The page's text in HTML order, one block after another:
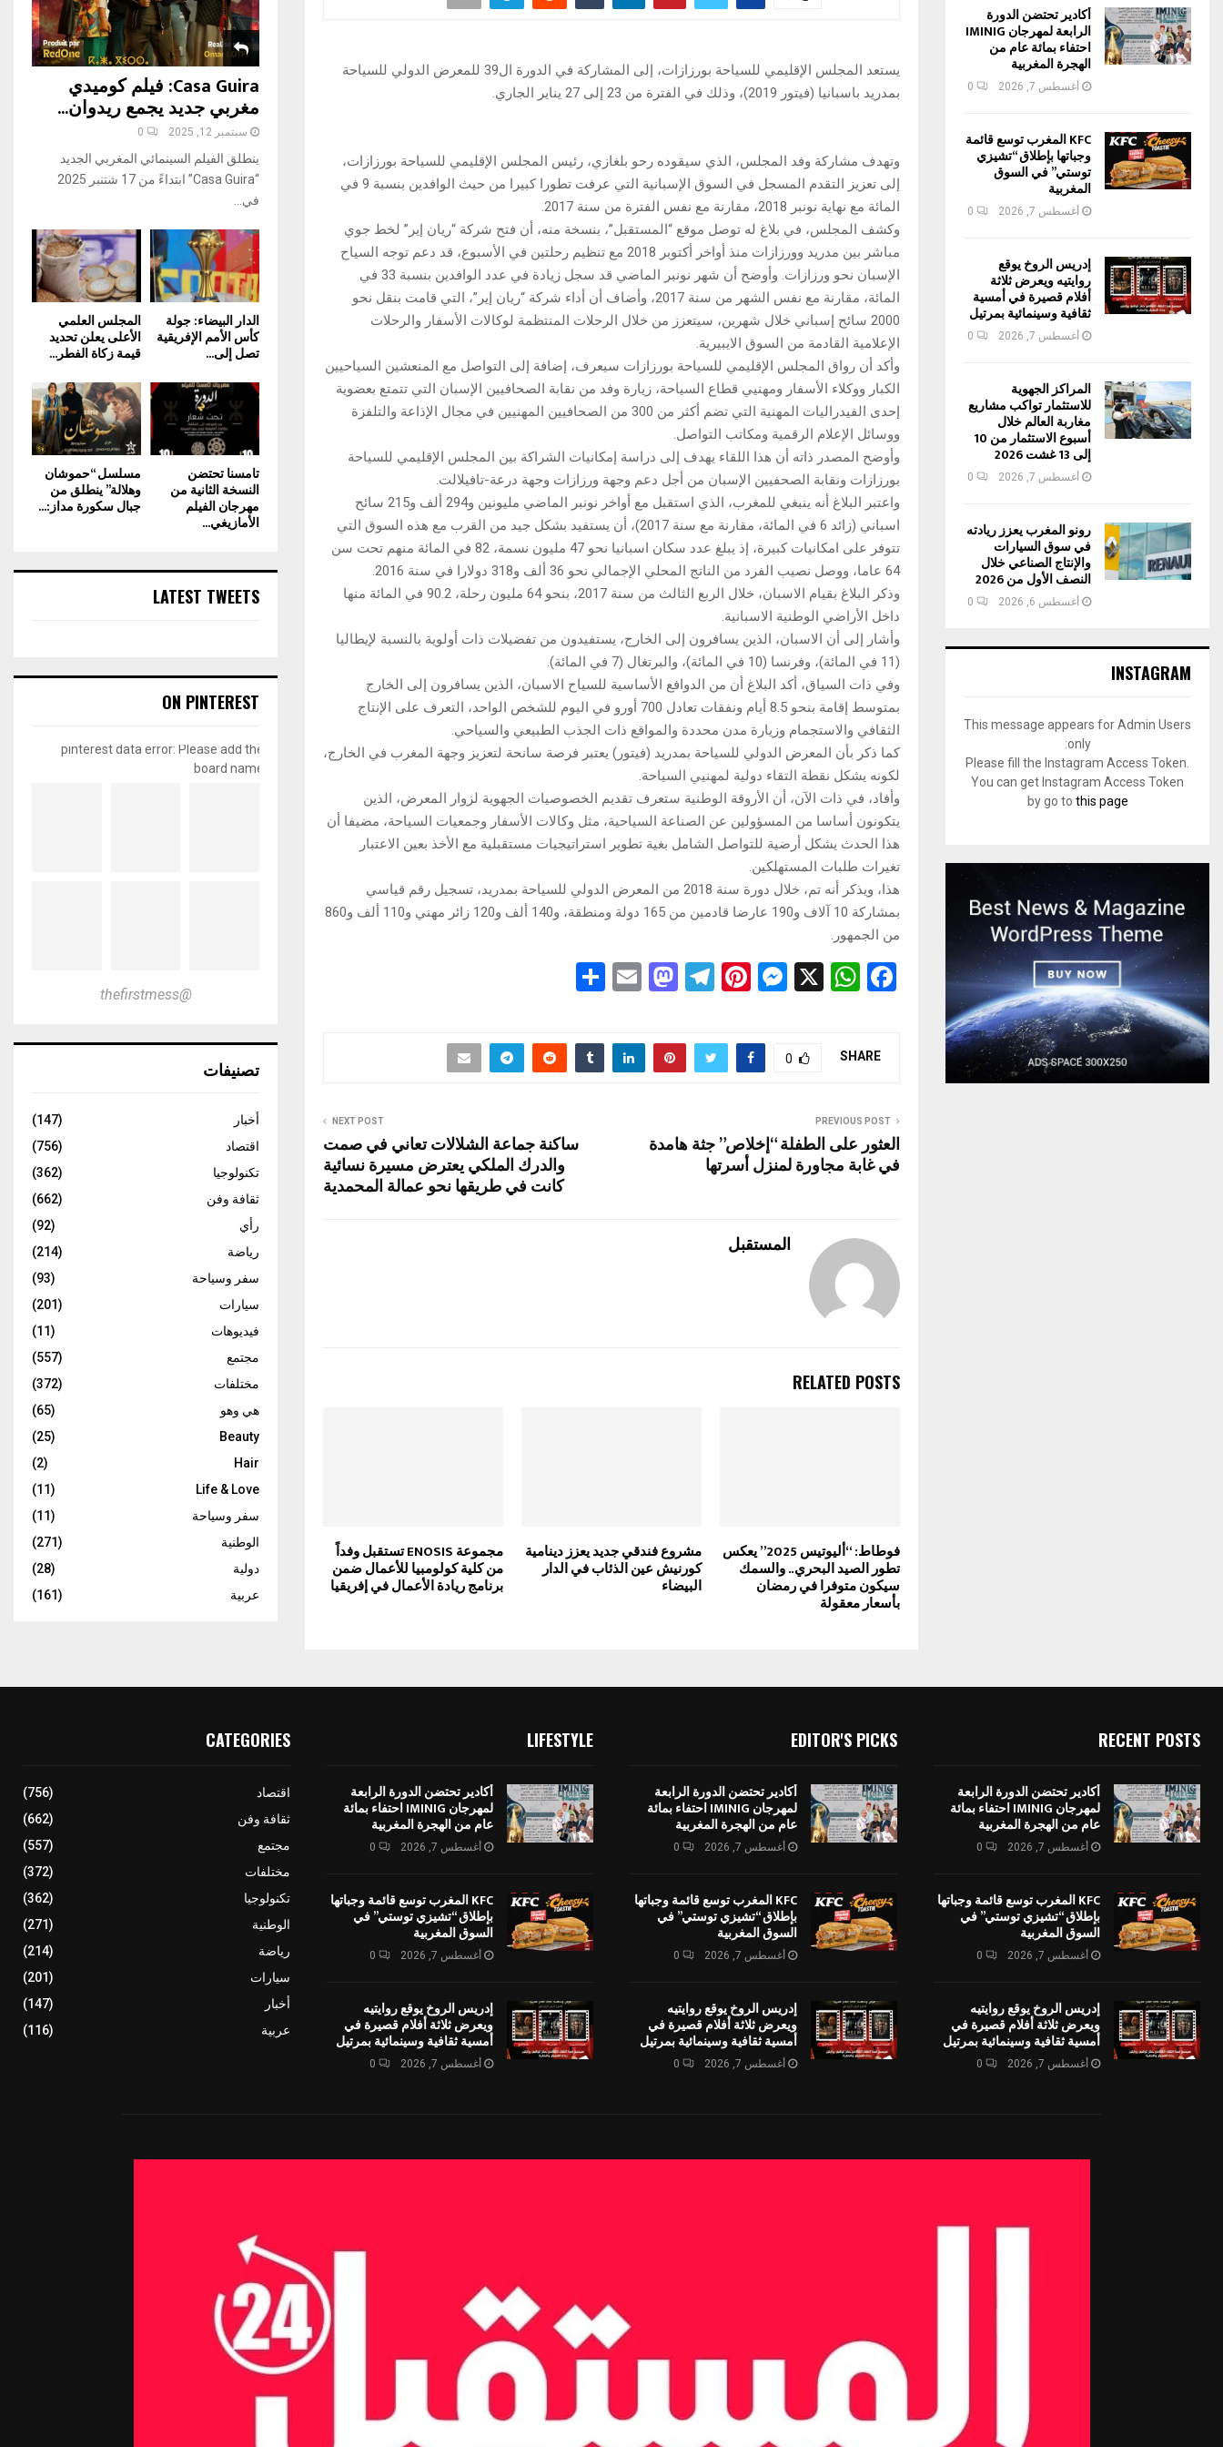
يستعد المجلس الإقليمي للسياحة بورزازات، إلى المشاركة في الدورة ال39 للمعرض الدولي للسياحة
بمدريد باسبانيا (فيتور 2019)، وذلك في الفترة من 23 إلى 27 يناير الجاري.
وتهدف مشاركة وفد المجلس، الذي سيقوده رحو بلغازي، رئيس المجلس الإقليمي للسياحة بورزازات،
إلى تعزيز التقدم المسجل في السوق الإسبانية التي عرفت تطورا كبيرا من حيث الوافدين بنسبة 9 في
المائة مع نهاية نونبر 2018، مقارنة مع نفس الفترة من سنة 2017.
وكشف المجلس، في بلاغ له توصل موقع “المستقبل”، بنسخة منه، أن فتح شركة “ريان إير” لخط جوي
مباشر بين مدريد وورزازات منذ أواخر أكتوبر 2018 مع تنظيم رحلتين في الأسبوع، قد دعم توجه السياح
الإسبان نحو ورزازات. وأوضح أن شهر نونبر الماضي قد سجل زيادة في عدد الوافدين بنسبة 33 في
المائة، مقارنة مع نفس الشهر من سنة 2017، وأضاف أن أداء شركة “ريان إير”، التي قامت بنقل نحو
2000 سائح إسباني خلال شهرين، سيتعزز من خلال الرحلات المنتظمة لوكالات الأسفار والرحلات
الإعلامية القادمة من السوق الايبيرية.
وأكد أن رواق المجلس الإقليمي للسياحة بورزازات سيعرف، إضافة إلى التواصل مع المنعشين السياحيين
الكبار ووكلاء الأسفار ومهنيي قطاع السياحة، زيارة وفد من نقابة الصحافيين الإسبان التي تتمتع بعضوية
إحدى الفيدراليات المهنية التي تضم أكثر من 300 من الصحافيين المهنيين في مجال الإذاعة والتلفزة
ووسائل الإعلام الرقمية ومكاتب التواصل.
وأوضح المصدر ذاته أن هذا اللقاء يهدف إلى دراسة إمكانيات الشراكة بين المجلس الإقليمي للسياحة
بورزازات ونقابة الصحفيين الإسبان من أجل دعم وجهة ورزازات وجهة درعة-تافيلالت.
واعتبر البلاغ أنه ينبغي للمغرب، الذي استقبل مع أواخر نونبر الماضي مليونين و294 ألف و215 سائح
اسباني (زائد 6 في المائة، مقارنة مع سنة 2017)، أن يستفيد بشكل جيد من القرب مع هذه السوق التي
تتوفر على امكانيات كبيرة، إذ يبلغ عدد سكان اسبانيا نحو 47 مليون نسمة، 82 في المائة منهم تحت سن
64 عاما، ووصل نصيب الفرد من الناتج المحلي الإجمالي نحو 36 ألف و318 دولارا في سنة 2016.
وذكر البلاغ بقيام الاسبان، خلال الربع الثالث من سنة 2017، بنحو 64 مليون رحلة، 90.2 في المائة منها
داخل الأراضي الوطنية الاسبانية.
وأشار إلى أن الاسبان، الذين يسافرون إلى الخارج، يستفيدون من تفضيلات ذات أولوية بالنسبة لإيطاليا
(11 في المائة)، وفرنسا (10 في المائة)، والبرتغال (7 في المائة).
وفي ذات السياق، أكد البلاغ أن من الدوافع الأساسية للسياح الاسبان، الذين يسافرون إلى الخارج
بمتوسط ​​إقامة بنحو 8.5 أيام ونفقات تعادل 700 أورو في اليوم للشخص الواحد، التعرف على الإنتاج
الثقافي والاستجمام وزيارة مدن محددة والمواقع ذات الجذب الطبيعي والسياحي.
كما ذكر بأن المعرض الدولي للسياحة بمدريد (فيتور) يعتبر فرصة سانحة لتعزيز وجهة المغرب في الخارج،
لكونه يشكل نقطة التقاء دولية لمهنيي السياحة.
وأفاد، في ذات الآن، أن الأروقة الوطنية ستعرف تقديم الخصوصيات الجهوية لزوار المعرض، الذين
يتكونون أساسا من المسؤولين عن الصناعة السياحية، مثل وكالات الأسفار وجمعيات السياحة، مضيفا أن
هذا الحدث يشكل أرضية للتواصل الشامل بغية تطوير استراتيجيات مستقبلية مع الأخذ بعين الاعتبار
تغيرات طلبات المستهلكين.
هذا، ويذكر أنه تم، خلال دورة سنة 2018 من المعرض الدولي للسياحة بمدريد، تسجيل رقم قياسي
بمشاركة 10 آلاف و190 عارضا قادمين من 165 دولة ومنطقة، و140 ألف و120 زائر مهني و110 ألف و860
من الجمهور.
F
b
o
k
W
p
p
X
M
se
n
Pi
er
es
T
e
gr
M
st
o
E
ail
ar
e
SHARE
0
PREVIOUS POST
العثور على الطفلة “إخلاص” جثة هامدة
في غابة مجاورة لمنزل أسرتها
NEXT POST
ساكنة جماعة الشلالات تعاني في صمت
والدرك الملكي يعترض مسيرة نسائية
كانت في طريقها نحو عمالة المحمدية
المستقبل
RELATED POSTS
فوطاط: “أليوتيس 2025” يعكس
تطور الصيد البحري.. والسمك
سيكون متوفرا في رمضان
بأسعار معقولة
مشروع فندقي جديد يعزز دينامية
كورنيش عين الذئاب في الدار
البيضاء
مجموعة ENOSIS تستقبل وفداً
من كلية كولومبيا للأعمال ضمن
برنامج ريادة الأعمال في إفريقيا
أكادير تحتضن الدورة
الرابعة لمهرجان IMINIG
احتفاء بمائة عام من
الهجرة المغربية
أغسطس 7, 2026 0
KFC المغرب توسع قائمة
وجباتها بإطلاق “تشيزي
توستي” في السوق
المغربية
أغسطس 7, 2026 0
إدريس الروخ يوقع
روايتيه ويعرض ثلاثة
أفلام قصيرة في أمسية
ثقافية وسينمائية بمرتيل
أغسطس 7, 2026 0
المراكز الجهوية
للاستثمار تواكب مشاريع
مغاربة العالم خلال
أسبوع الاستثمار من 10
إلى 13 غشت 2026
أغسطس 7, 2026 0
رونو المغرب يعزز ريادته
في سوق السيارات
والإنتاج الصناعي خلال
النصف الأول من 2026
أغسطس 6, 2026 0
INSTAGRAM
This message appears for Admin Users
only:
Please fill the Instagram Access Token.
You can get Instagram Access Token
by go to this page
Casa Guira: فيلم كوميدي
مغربي جديد يجمع ريدوان...
سبتمبر 12, 2025 0
ينطلق الفيلم السينمائي المغربي الجديد
“Casa Guira” ابتداءً من 17 شتنبر 2025
في...
المجلس العلمي
الأعلى يعلن تحديد
قيمة زكاة الفطر...
الدار البيضاء: جولة
كأس الأمم الإفريقية
تصل إلى...
مسلسل “حموشان
وهلالة” ينطلق من
جبال سكورة مداز:...
تامسنا تحتضن
النسخة الثانية من
مهرجان الفيلم
الأمازيغي...
LATEST TWEETS
ON PINTEREST
pinterest data error: Please add the
board name
@thefirstmess
تصنيفات
أخبار
(147)
اقتصاد
(756)
تكنولوجيا
(362)
ثقافة وفن
(662)
رأي
(92)
رياضة
(214)
سفر وسياحة
(93)
سيارات
(201)
فيديوهات
(11)
مجتمع
(557)
مختلفات
(372)
هي وهو
(65)
Beauty
(25)
Hair
(2)
Life & Love
(11)
سفر وسياحة
(11)
الوطنية
(271)
دولية
(28)
عربية
(161)
RECENT POSTS
أكادير تحتضن الدورة الرابعة
لمهرجان IMINIG احتفاء بمائة
عام من الهجرة المغربية
أغسطس 7, 2026 0
KFC المغرب توسع قائمة وجباتها
بإطلاق “تشيزي توستي” في
السوق المغربية
أغسطس 7, 2026 0
إدريس الروخ يوقع روايتيه
ويعرض ثلاثة أفلام قصيرة في
أمسية ثقافية وسينمائية بمرتيل
أغسطس 7, 2026 0
EDITOR'S PICKS
أكادير تحتضن الدورة الرابعة
لمهرجان IMINIG احتفاء بمائة
عام من الهجرة المغربية
أغسطس 7, 2026 0
KFC المغرب توسع قائمة وجباتها
بإطلاق “تشيزي توستي” في
السوق المغربية
أغسطس 7, 2026 0
إدريس الروخ يوقع روايتيه
ويعرض ثلاثة أفلام قصيرة في
أمسية ثقافية وسينمائية بمرتيل
أغسطس 7, 2026 0
LIFESTYLE
أكادير تحتضن الدورة الرابعة
لمهرجان IMINIG احتفاء بمائة
عام من الهجرة المغربية
أغسطس 7, 2026 0
KFC المغرب توسع قائمة وجباتها
بإطلاق “تشيزي توستي” في
السوق المغربية
أغسطس 7, 2026 0
إدريس الروخ يوقع روايتيه
ويعرض ثلاثة أفلام قصيرة في
أمسية ثقافية وسينمائية بمرتيل
أغسطس 7, 2026 0
CATEGORIES
اقتصاد
(756)
ثقافة وفن
(662)
مجتمع
(557)
مختلفات
(372)
تكنولوجيا
(362)
الوطنية
(271)
رياضة
(214)
سيارات
(201)
أخبار
(147)
عربية
(116)